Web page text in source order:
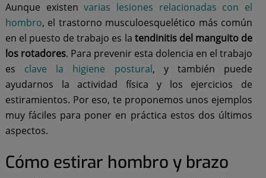
Aunque existenvarias lesiones relacionadas con el
hombro, el trastorno musculoesquelético más común
en el puesto de trabajo es la tendinitis del manguito de
los rotadores. Para prevenir esta dolencia en el trabajo
es clave la higiene postural, y también puede
ayudarnos la actividad física y los ejercicios de
estiramientos. Por eso, te proponemos unos ejemplos
muy fáciles para poner en práctica estos dos últimos
aspectos.
Cómo estirar hombro y brazo